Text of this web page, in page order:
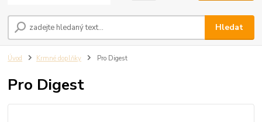
Hledat
Úvod Krmné doplňky Pro Digest
Pro Digest